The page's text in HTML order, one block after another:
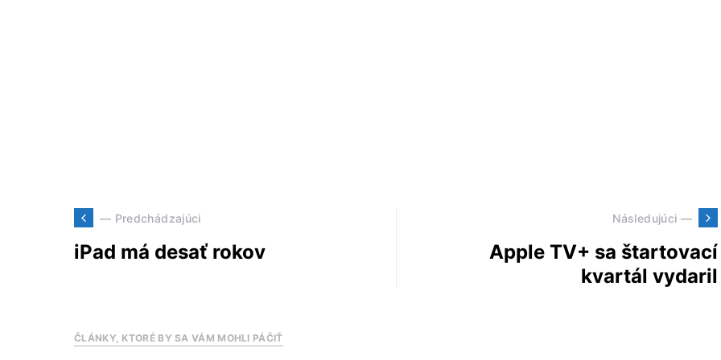
— Predchádzajúci
iPad má desať rokov
Následujúci —
Apple TV+ sa štartovací
kvartál vydaril
ČLÁNKY, KTORÉ BY SA VÁM MOHLI PÁČIŤ